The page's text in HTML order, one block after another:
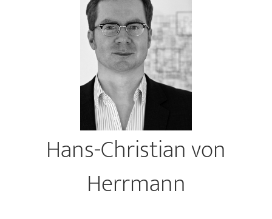
Hans-Christian von
Herrmann